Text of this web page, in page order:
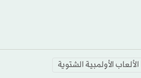
الألعاب الأولمبية الشتوية